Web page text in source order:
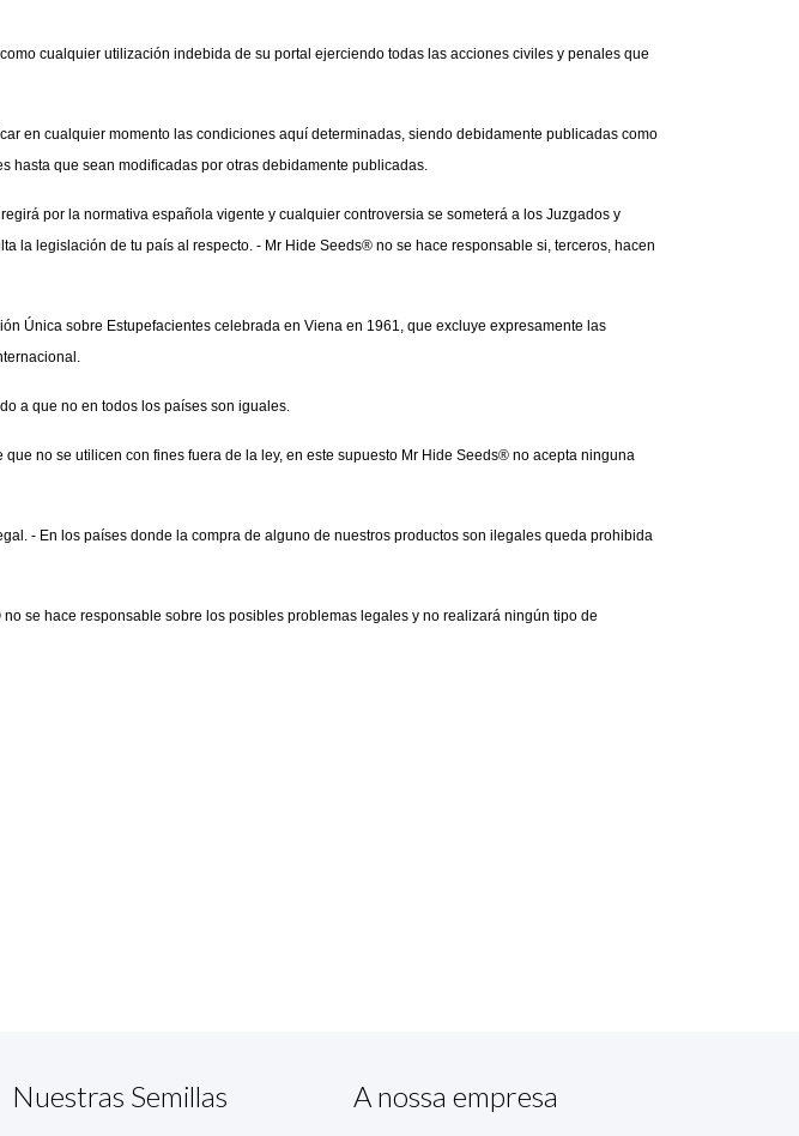
cualquier utilización indebida de su portal ejerciendo todas las acciones civiles y penales que
en cualquier momento las condiciones aquí determinadas, siendo debidamente publicadas como
hasta que sean modificadas por otras debidamente publicadas.
por la normativa española vigente y cualquier controversia se someterá a los Juzgados y
la legislación de tu país al respecto. - Mr Hide Seeds® no se hace responsable si, terceros, hacen
Única sobre Estupefacientes celebrada en Viena en 1961, que excluye expresamente las
a que no en todos los países son iguales.
no se utilicen con fines fuera de la ley, en este supuesto Mr Hide Seeds® no acepta ninguna
- En los países donde la compra de alguno de nuestros productos son ilegales queda prohibida
se hace responsable sobre los posibles problemas legales y no realizará ningún tipo de
Nuestras Semillas A nossa empresa